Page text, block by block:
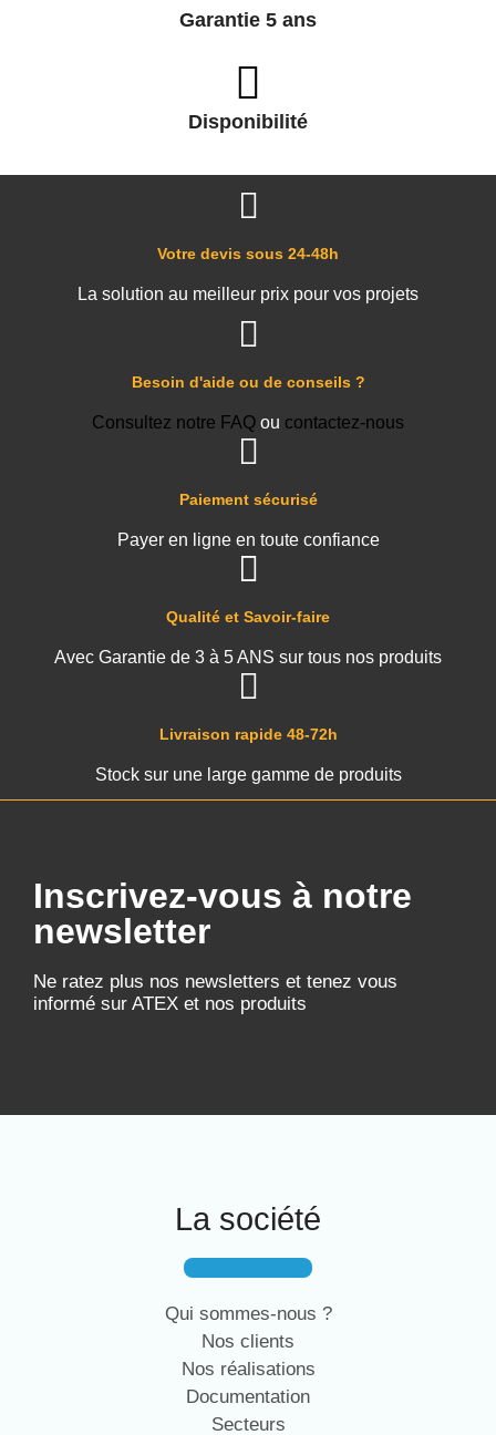
Garantie 5 ans
Disponibilité
Livraison rapide 48-72h
Stock sur une large gamme de produits
Qualité et Savoir-faire
Avec Garantie de 3 à 5 ANS sur tous nos produits
Paiement sécurisé
Payer en ligne en toute confiance
Besoin d'aide ou de conseils ?
Consultez notre FAQ ou contactez-nous
Votre devis sous 24-48h
La solution au meilleur prix pour vos projets
Inscrivez-vous à notre
newsletter
Ne ratez plus nos newsletters et tenez vous
informé sur ATEX et nos produits
La société
Qui sommes-nous ?
Nos clients
Nos réalisations
Documentation
Secteurs